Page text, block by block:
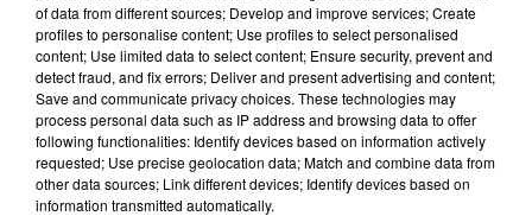
19h22
19h22 19h20
19h20
of data from different sources; Develop and improve services; Create
profiles to personalise content; Use profiles to select personalised
content; Use limited data to select content; Ensure security, prevent and
detect fraud, and fix errors; Deliver and present advertising and content;
Save and communicate privacy choices. These technologies may
process personal data such as IP address and browsing data to offer
following functionalities: Identify devices based on information actively
requested; Use precise geolocation data; Match and combine data from
other data sources; Link different devices; Identify devices based on
information transmitted automatically.